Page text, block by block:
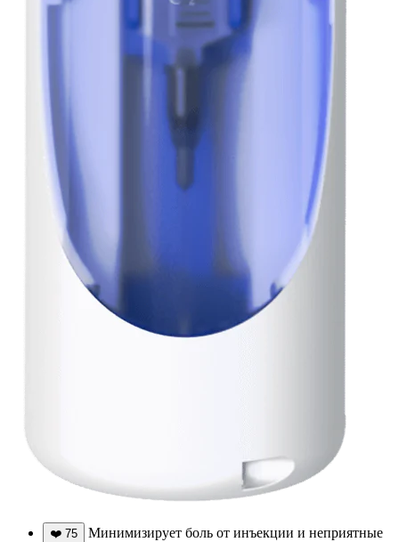
❤️ 75
Минимизирует боль от инъекции и неприятные